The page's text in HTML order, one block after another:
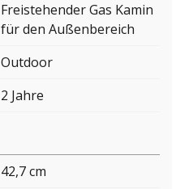
Freistehender Gas Kamin
für den Außenbereich
Outdoor
2 Jahre
42,7 cm